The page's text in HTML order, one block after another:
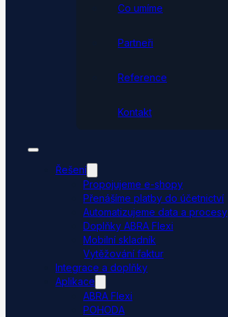
Co umíme
Partneři
Reference
Kontakt
Řešení
Propojujeme e-shopy
Přenášíme platby do účetnictví
Automatizujeme data a procesy
Doplňky ABRA Flexi
Mobilní skladník
Vytěžování faktur
Integrace a doplňky
Aplikace
ABRA Flexi
POHODA